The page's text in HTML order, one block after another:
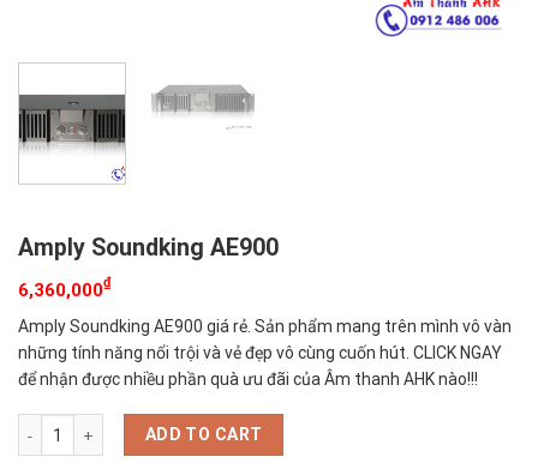
Amply Soundking AE900
6,360,000₫
Amply Soundking AE900 giá rẻ. Sản phẩm mang trên mình vô vàn
những tính năng nổi trội và vẻ đẹp vô cùng cuốn hút. CLICK NGAY
để nhận được nhiều phần quà ưu đãi của Âm thanh AHK nào!!!
Amply Soundking AE900 quantity
ADD TO CART